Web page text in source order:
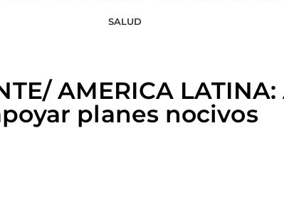
SALUD
AMERICA
planes nocivos